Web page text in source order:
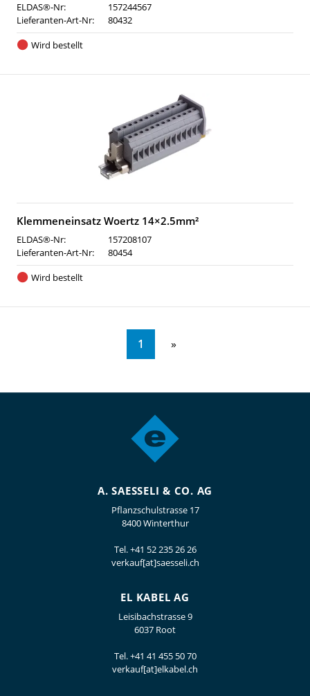
ELDAS®-Nr:
157244567
Lieferanten-Art-Nr:
80432
Wird bestellt
Klemmeneinsatz Woertz 14×2.5mm²
ELDAS®-Nr:
157208107
Lieferanten-Art-Nr:
80454
Wird bestellt
1
A. SAESSELI & CO. AG
Pflanzschulstrasse 17
8400 Winterthur
Tel.+41 52 235 26 26
verkauf[at]saesseli.ch
EL KABEL AG
Leisibachstrasse 9
6037 Root
Tel.+41 41 455 50 70
verkauf[at]elkabel.ch